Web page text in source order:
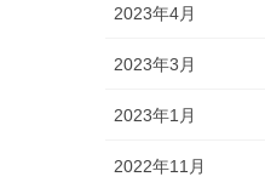
2023年4月
2023年3月
2023年1月
2022年11月